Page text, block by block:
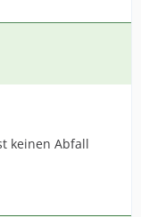
keinen Abfall